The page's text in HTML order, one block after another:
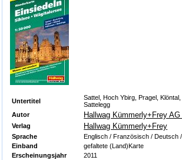
Untertitel
Sattel, Hoch Ybirg, Pragel, Klöntal,
Sattelegg
Autor
Hallwag Kümmerly+Frey
Verlag Hallwag Kümmerly+Frey
Sprache
Englisch / Französisch / Deutsch
Einband
gefaltete (Land)Karte
Erscheinungsjahr
2011